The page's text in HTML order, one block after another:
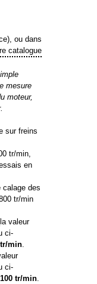
ou dans
catalogue
mesure
moteur,
sur freins
tr/min,
en
des
tr/min
valeur
ci-
min.
ci-
100 tr/min.